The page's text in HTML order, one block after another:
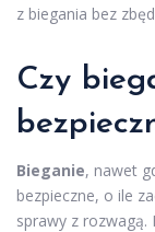
z biegania bez
Czy
Bieganie, nawet
bezpieczne, o ile
sprawy z rozwagą.